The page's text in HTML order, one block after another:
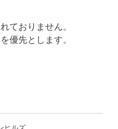
ておりません。
優先とします。